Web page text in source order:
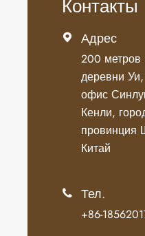
Контакты
 Адрес
200 метров
деревни
офис
Кенли,
провинция
Китай
 Тел.
+86-